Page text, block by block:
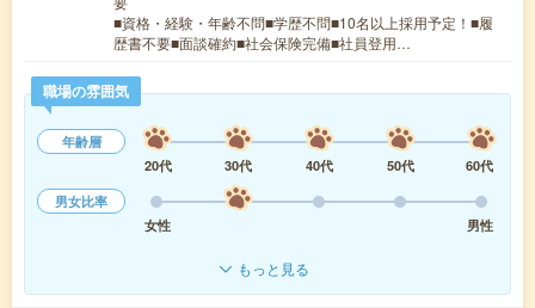
■資格・経験・年齢不問■学歴不問■10名以上採用予定！■履
歴書不要■面談確約■社会保険完備■社員登用…
職場の雰囲気
年齢層
20代
30代 40代 50代
60代
男女比率
女性
男性
もっと見る